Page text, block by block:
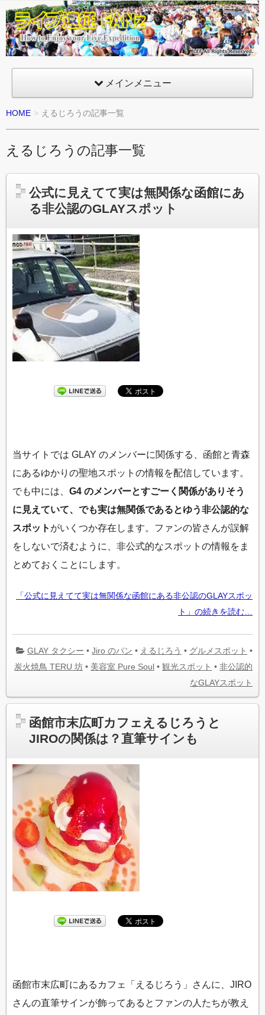
ライ
ブ遠
征
FANz
メインメニュー
HOME えるじろうの記事一覧
えるじろうの記事一覧
公式に見えてて実は無関係な函館にあ
る非公認のGLAYスポット
当サイトでは GLAY のメンバーに関係する、函館と青森
にあるゆかりの聖地スポットの情報を配信しています。
でも中には、 G4 のメンバーとすごーく関係がありそう
に見えていて、でも実は無関係であるとゆう非公認的な
スポット がいくつか存在します。ファンの皆さんが誤解
をしないで済むように、非公式的なスポットの情報をま
とめておくことにします。
「公式に見えてて実は無関係な函館にある非公認のGLAYスポッ
ト」の続きを読む…
GLAY タクシー • Jiro のパン • えるじろう • グルメスポット •
炭火焼鳥 TERU 坊 • 美容室 Pure Soul • 観光スポット • 非公認的
なGLAYスポット
函館市末広町カフェえるじろうと
JIROの関係は？直筆サインも
函館市末広町にあるカフェ「えるじろう」さんに、JIRO
さんの直筆サインが飾ってあるとファンの人たちが教え